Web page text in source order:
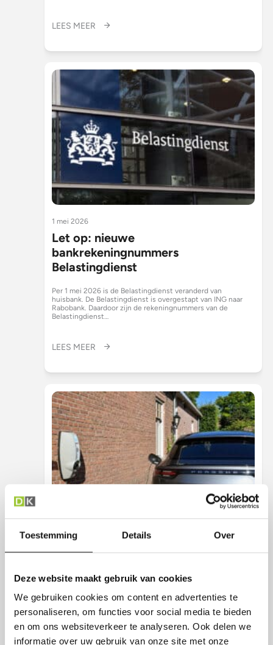
Toestemming Details Over
Deze website maakt gebruik van cookies
We gebruiken cookies om content en advertenties te
personaliseren, om functies voor social media te bieden
en om ons websiteverkeer te analyseren. Ook delen we
informatie over uw gebruik van onze site met onze
LEES MEER
1 mei 2026
Let op: nieuwe
bankrekeningnummers
Belastingdienst
Per 1 mei 2026 is de Belastingdienst veranderd van
huisbank. De Belastingdienst is overgestapt van ING naar
Rabobank. Daardoor zijn de rekeningnummers van de
Belastingdienst…
LEES MEER
28 april 2026
werknemer
Als de werkgever een laadpaal bij de woning van de
is het gevolg voor de loonheffingen afhankelijk…